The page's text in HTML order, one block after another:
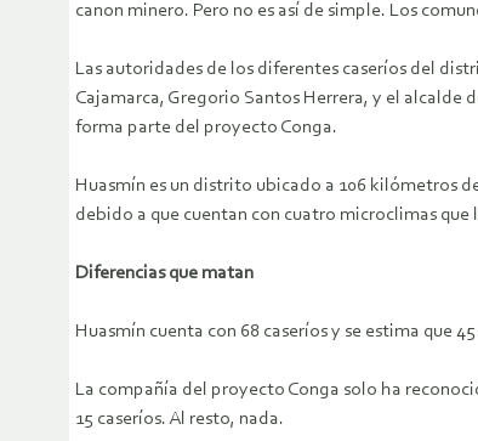
canon minero. Pero no es así de simple. Los
Las autoridades de los diferentes caseríos del
Cajamarca, Gregorio Santos Herrera, y el alcalde
forma parte del proyecto Conga.
Huasmín es un distrito ubicado a 106 kilómetros
debido a que cuentan con cuatro microclimas que
Diferencias que matan
Huasmín cuenta con 68 caseríos y se estima que
La compañía del proyecto Conga solo ha
15 caseríos. Al resto, nada.